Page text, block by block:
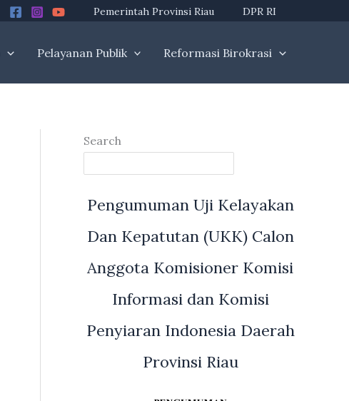
Pemerintah Provinsi Riau DPR RI
Pelayanan Publik Reformasi Birokrasi
Search
Pengumuman Uji Kelayakan
Dan Kepatutan (UKK) Calon
Anggota Komisioner Komisi
Informasi dan Komisi
Penyiaran Indonesia Daerah
Provinsi Riau